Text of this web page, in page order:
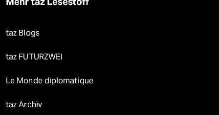
taz Blogs
taz FUTURZWEI
Le Monde diplomatique
taz Archiv